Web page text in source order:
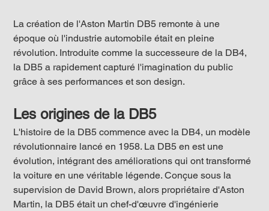
La création de l'Aston Martin DB5 remonte à une
époque où l'industrie automobile était en pleine
révolution. Introduite comme la successeure de la DB4,
la DB5 a rapidement capturé l'imagination du public
grâce à ses performances et son design.
Les origines de la DB5
L'histoire de la DB5 commence avec la DB4, un modèle
révolutionnaire lancé en 1958. La DB5 en est une
évolution, intégrant des améliorations qui ont transformé
la voiture en une véritable légende. Conçue sous la
supervision de David Brown, alors propriétaire d'Aston
Martin, la DB5 était un chef-d'œuvre d'ingénierie